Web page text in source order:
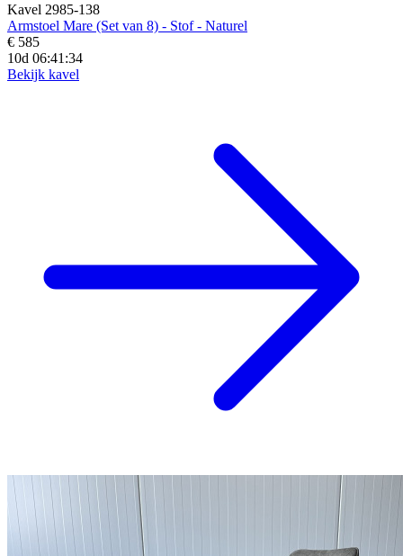
Kavel 2985-138
Armstoel Mare (Set van 8) - Stof - Naturel
€ 585
10d 06:41:33
Bekijk kavel